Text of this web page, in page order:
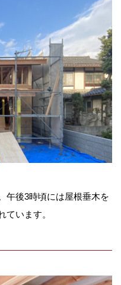
午後3時頃には屋根垂木を
ています。